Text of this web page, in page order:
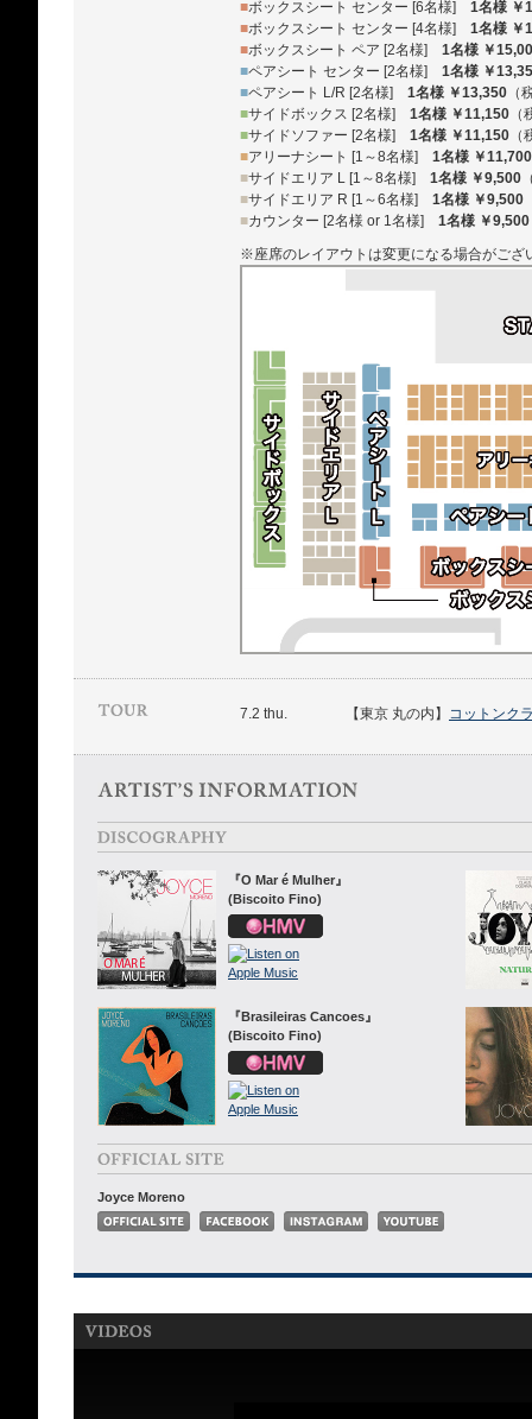
■ボックスシート センター [6名様] 1名様 ￥
■ボックスシート センター [4名様] 1名様 ￥
■ボックスシート ペア [2名様] 1名様 ￥
■ペアシート センター [2名様] 1名様 ￥
■ペアシート L/R [2名様] 1名様 ￥13,350 （
■サイドボックス [2名様] 1名様 ￥11,150
■サイドソファー [2名様] 1名様 ￥11,150
■アリーナシート [1～8名様] 1名様 ￥11,700
■サイドエリア L [1～8名様] 1名様 ￥9,500
■サイドエリア R [1～6名様] 1名様 ￥9,500
■カウンター [2名様 or 1名様] 1名様 ￥9,500
※座席のレイアウトは変更になる場合がござ
7.2 thu. 【東京 丸の内】 コットンク
『O Mar é Mulher』
(Biscoito Fino)
『Brasileiras Cancoes』
(Biscoito Fino)
Joyce Moreno